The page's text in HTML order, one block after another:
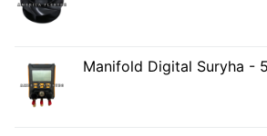
Manifold Digital Suryha -